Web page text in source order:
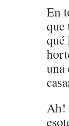
En
que
qué
una
Ah!